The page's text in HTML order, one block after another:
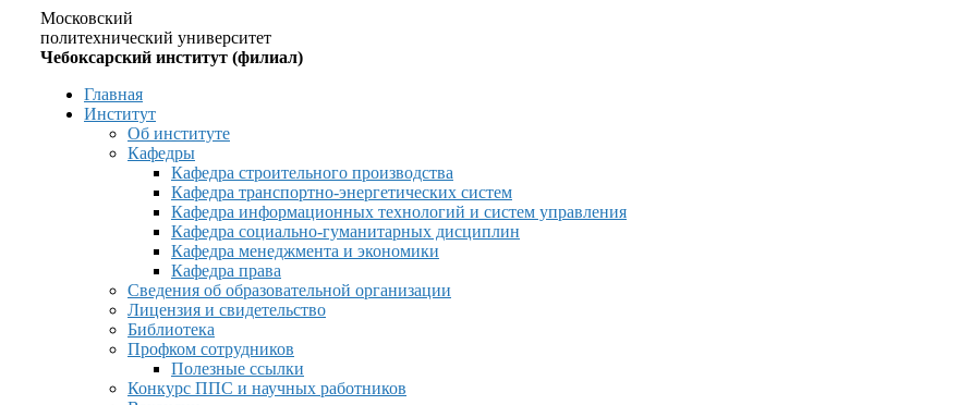
Московский
политехнический университет
Чебоксарский институт (филиал)
Главная
Институт
Об институте
Кафедры
Кафедра строительного производства
Кафедра транспортно-энергетических систем
Кафедра информационных технологий и систем управления
Кафедра социально-гуманитарных дисциплин
Кафедра менеджмента и экономики
Кафедра права
Сведения об образовательной организации
Лицензия и свидетельство
Библиотека
Профком сотрудников
Полезные ссылки
Конкурс ППС и научных работников